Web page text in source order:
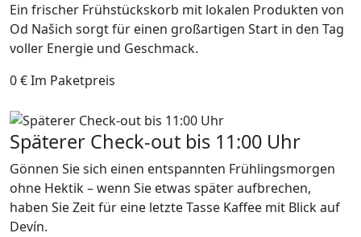
Ein frischer Frühstückskorb mit lokalen Produkten von
Od Našich sorgt für einen großartigen Start in den Tag
voller Energie und Geschmack.
0 €Im Paketpreis
Späterer Check-out bis 11:00 Uhr
Gönnen Sie sich einen entspannten Frühlingsmorgen
ohne Hektik – wenn Sie etwas später aufbrechen,
haben Sie Zeit für eine letzte Tasse Kaffee mit Blick auf
Devín.